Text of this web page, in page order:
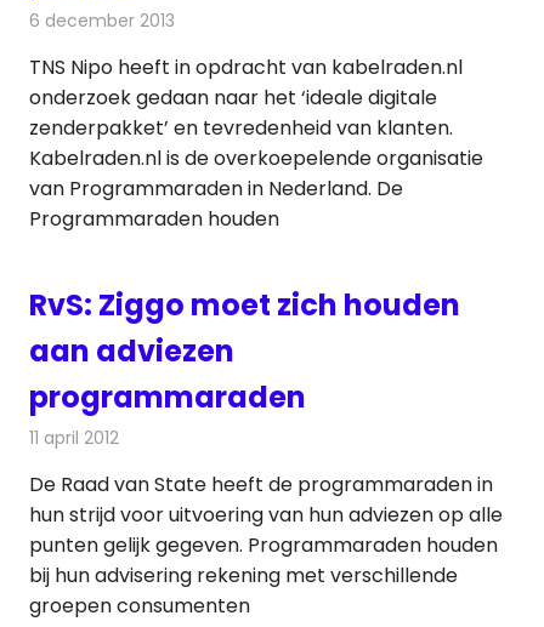
6 december 2013
TNS Nipo heeft in opdracht van kabelraden.nl
onderzoek gedaan naar het ‘ideale digitale
zenderpakket’ en tevredenheid van klanten.
Kabelraden.nl is de overkoepelende organisatie
van Programmaraden in Nederland. De
Programmaraden houden
RvS: Ziggo moet zich houden
aan adviezen
programmaraden
11 april 2012
De Raad van State heeft de programmaraden in
hun strijd voor uitvoering van hun adviezen op alle
punten gelijk gegeven. Programmaraden houden
bij hun advisering rekening met verschillende
groepen consumenten